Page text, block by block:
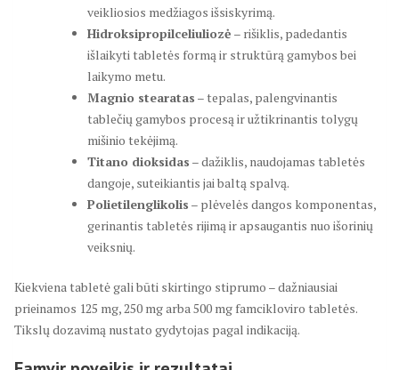
veikliosios medžiagos išsiskyrimą.
Hidroksipropilceliuliozė – rišiklis, padedantis
išlaikyti tabletės formą ir struktūrą gamybos bei
laikymo metu.
Magnio stearatas – tepalas, palengvinantis
tablečių gamybos procesą ir užtikrinantis tolygų
mišinio tekėjimą.
Titano dioksidas – dažiklis, naudojamas tabletės
dangoje, suteikiantis jai baltą spalvą.
Polietilenglikolis – plėvelės dangos komponentas,
gerinantis tabletės rijimą ir apsaugantis nuo išorinių
veiksnių.
Kiekviena tabletė gali būti skirtingo stiprumo – dažniausiai
prieinamos 125 mg, 250 mg arba 500 mg famcikloviro tabletės.
Tikslų dozavimą nustato gydytojas pagal indikaciją.